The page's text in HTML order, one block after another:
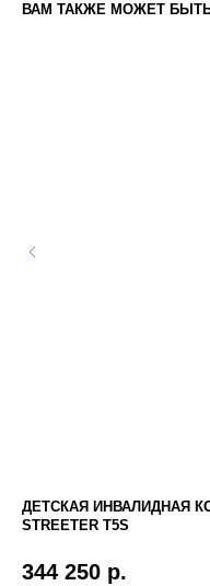
ВАМ ТАКЖЕ МОЖЕТ
ДЕТСКАЯ ИНВАЛИДНАЯ
STREETER T5S
344 250 р.